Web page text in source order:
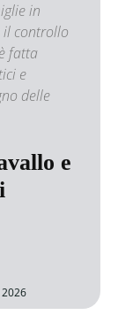
in
il controllo
fatta
e
delle
e
2026